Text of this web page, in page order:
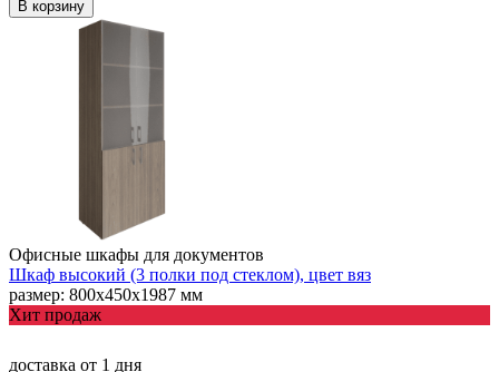
В корзину
Офисные шкафы для документов
Шкаф высокий (3 полки под стеклом), цвет вяз
размер: 800х450х1987 мм
Хит продаж
доставка от 1 дня